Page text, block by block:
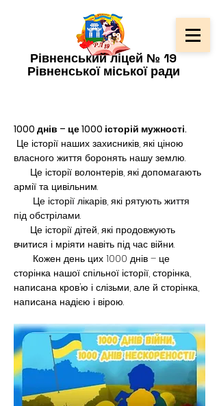
Рівненський ліцей № 19
Рівненської міської ради
1000 днів – це 1000 історій мужності.
Це історії наших захисників, які ціною
власного життя боронять нашу землю.
Це історії волонтерів, які допомагають
армії та цивільним.
Це історії лікарів, які рятують життя
під обстрілами.
Це історії дітей, які продовжують
вчитися і мріяти навіть під час війни.
Кожен день цих 1000 днів – це
сторінка нашої спільної історії, сторінка,
написана кров’ю і слізьми, але й сторінка,
написана надією і вірою.